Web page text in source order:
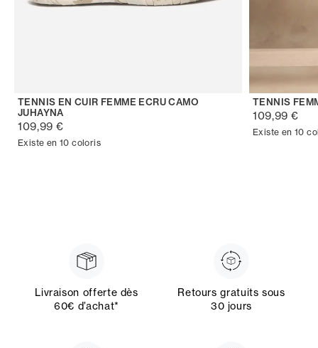
TENNIS EN CUIR FEMME ECRU CAMO
JUHAYNA
109,99 €
Existe en 10 coloris
TENNIS
109,99 €
Existe en 10
Livraison offerte dès
60€ d’achat*
Retours gratuits sous
30 jours